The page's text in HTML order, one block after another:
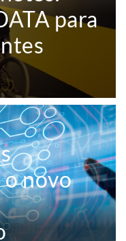
para
o novo